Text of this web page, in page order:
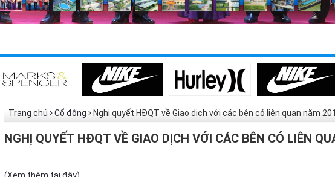
Trang chủ Cổ đông Nghị quyết HĐQT về Giao dịch với các bên có liên quan năm
NGHỊ QUYẾT HĐQT VỀ GIAO DỊCH VỚI CÁC BÊN CÓ LIÊN